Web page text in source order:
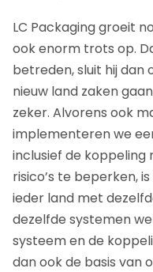
LC Packaging groeit
ook enorm trots op.
betreden, sluit hij dan
nieuw land zaken
zeker. Alvorens ook
implementeren we
inclusief de
risico’s te beperken,
ieder land met
dezelfde systemen
systeem en de
dan ook de basis van